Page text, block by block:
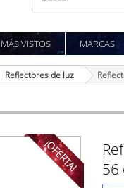
MÁS VISTOS MARCAS
Reflectores de luz
¡OFERTA!
56